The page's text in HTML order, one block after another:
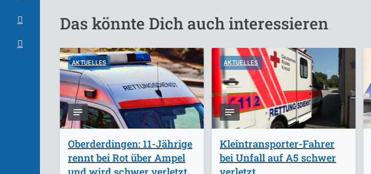
Das könnte Dich auch interessieren
AKTUELLES
Oberderdingen: 11-Jährige
rennt bei Rot über Ampel
und wird schwer verletzt
AKTUELLES
Kleintransporter-Fahrer
bei Unfall auf A5 schwer
verletzt